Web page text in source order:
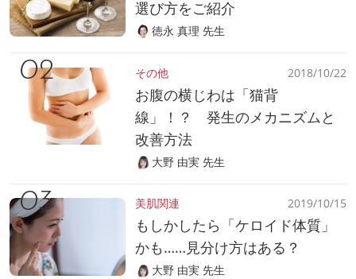
選び方をご紹介
徳永 真理 先生
その他 2018/10/22
お腹の横じわは「猫背
線」！？ 発生のメカニズムと
改善方法
大野 由実 先生
美肌関連 2019/10/15
もしかしたら「ケロイド体質」
かも……見分け方はある？
大野 由実 先生